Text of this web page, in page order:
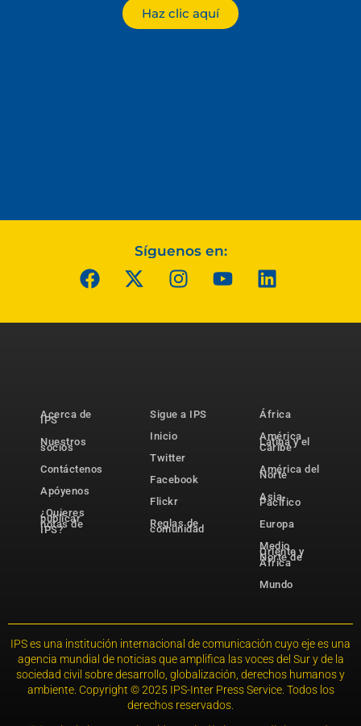
Haz clic aquí
Síguenos en:
Acerca de
IPS
Nuestros
socios
Contáctenos
Apóyenos
¿Quieres
publicar
notas de
IPS?
Sigue a IPS
Inicio
Twitter
Facebook
Flickr
Reglas de
comunidad
África
América
Latina y el
Caribe
América del
Norte
Asia-
Pacífico
Europa
Medio
Oriente y
Norte de
África
Mundo
IPS es una institución internacional de comunicación cuyo eje es una
agencia mundial de noticias que amplifica las voces del Sur y de la
sociedad civil sobre desarrollo, globalización, derechos humanos y
ambiente. Copyright © 2025 IPS-Inter Press Service. Todos los
derechos reservados.